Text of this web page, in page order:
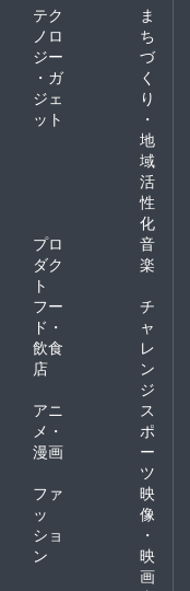
テク
ノロ
ジー
・ガ
ジェ
ット
ま
ち
づ
く
り
・
地
域
活
性
化
プロ
ダク
ト
音
楽
フー
ド・
飲食
店
チ
ャ
レ
ン
ジ
アニ
メ・
漫画
ス
ポ
ー
ツ
ファ
ッ
ショ
ン
映
像
・
映
画